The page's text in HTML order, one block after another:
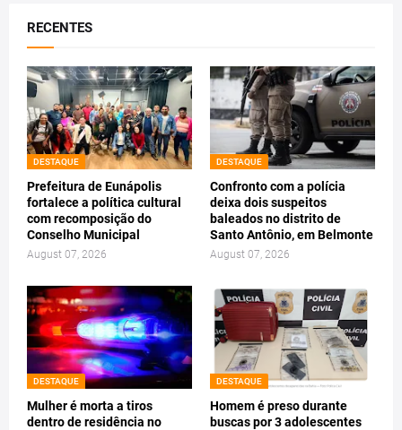
RECENTES
DESTAQUE
Prefeitura de Eunápolis
fortalece a política cultural
com recomposição do
Conselho Municipal
August 07, 2026
DESTAQUE
Confronto com a polícia
deixa dois suspeitos
baleados no distrito de
Santo Antônio, em Belmonte
August 07, 2026
DESTAQUE
Mulher é morta a tiros
dentro de residência no
DESTAQUE
Homem é preso durante
buscas por 3 adolescentes